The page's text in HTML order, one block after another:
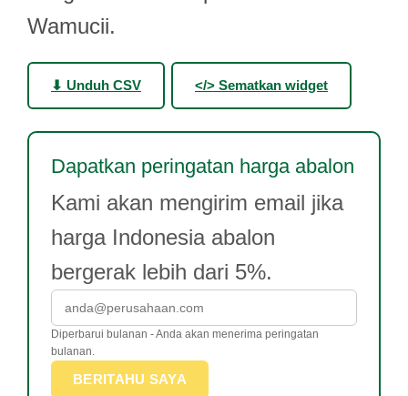
Wamucii.
⬇ Unduh CSV </> Sematkan widget
Dapatkan peringatan harga abalon
Kami akan mengirim email jika
harga Indonesia abalon
bergerak lebih dari 5%.
Diperbarui bulanan - Anda akan menerima peringatan
bulanan.
BERITAHU SAYA